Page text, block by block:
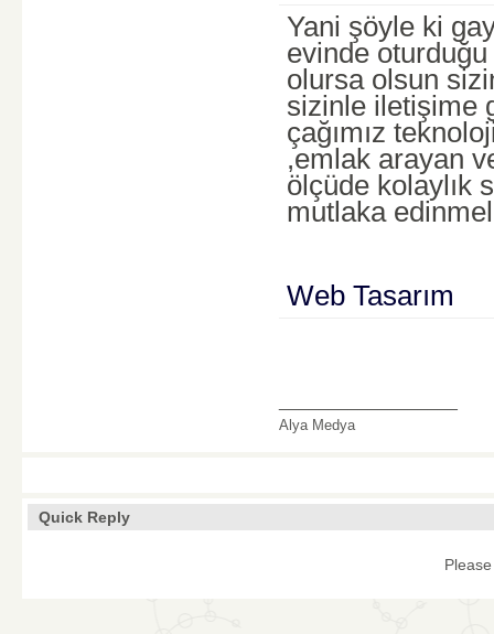
Yani şöyle ki
evinde
olursa olsun
sizinle iletişime
çağımız
,emlak arayan
ölçüde kolaylık
mutlaka
Web Tasarım
Alya Medya
Quick Reply